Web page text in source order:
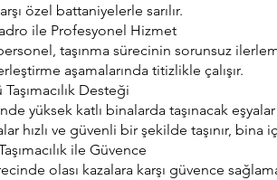
özel battaniyelerle sarılır.
ile Profesyonel Hizmet
taşınma sürecinin sorunsuz
aşamalarında titizlikle çalışır.
Desteği
yüksek katlı binalarda taşınacak
hızlı ve güvenli bir şekilde taşınır, bina
ile Güvence
olası kazalara karşı güvence